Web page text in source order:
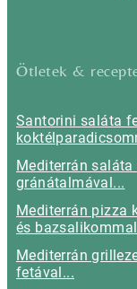
Ötletek &
Santorini saláta
Mediterrán
gránátalmával...
Mediterrán pizza
és
Mediterrán
fetával...